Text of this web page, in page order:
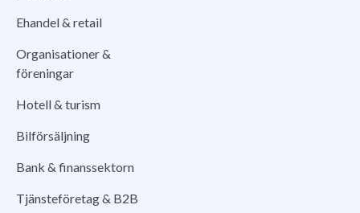
Ehandel & retail
Organisationer &
föreningar
Hotell & turism
Bilförsäljning
Bank & finanssektorn
Tjänsteföretag & B2B